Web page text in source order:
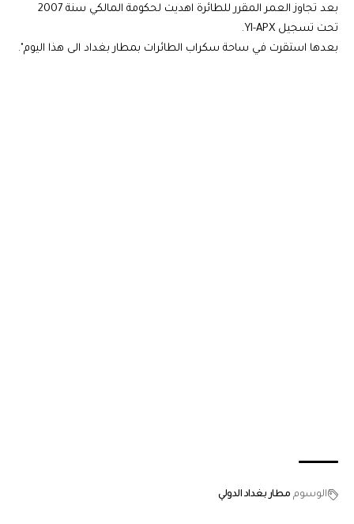
بعد تجاوز العمر المقرر للطائرة اهديت لحكومة المالكي سنة 2007
تحت تسجيل YI-APX.
بعدها استقرت في ساحة سكراب الطائرات بمطار بغداد الى هذا اليوم".
الوسوم مطار بغداد الدولي